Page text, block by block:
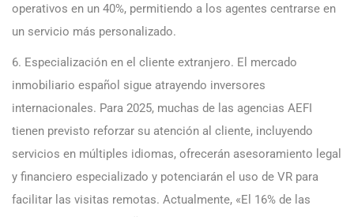
operativos en un 40%, permitiendo a los agentes centrarse en
un servicio más personalizado.
6. Especialización en el cliente extranjero. El mercado
inmobiliario español sigue atrayendo inversores
internacionales. Para 2025, muchas de las agencias AEFI
tienen previsto reforzar su atención al cliente, incluyendo
servicios en múltiples idiomas, ofrecerán asesoramiento legal
y financiero especializado y potenciarán el uso de VR para
facilitar las visitas remotas. Actualmente, «El 16% de las